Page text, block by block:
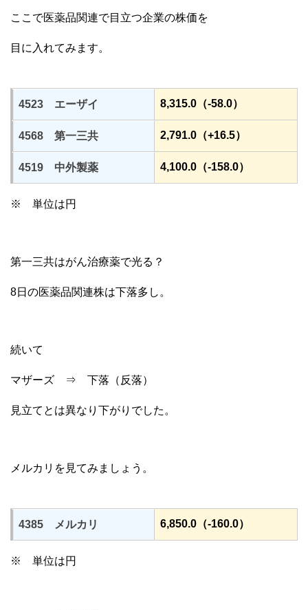
ここで医薬品関連で目立つ企業の株価を
目に入れてみます。
4523 エーザイ 8,315.0（-58.0）
4568 第一三共 2,791.0（+16.5）
4519 中外製薬 4,100.0（-158.0）
※ 単位は円
第一三共はがん治療薬で光る？
8日の医薬品関連株は下落多し。
続いて
マザーズ ⇒ 下落（反落）
見立てとは異なり下がりでした。
メルカリを見てみましょう。
4385 メルカリ 6,850.0（-160.0）
※ 単位は円